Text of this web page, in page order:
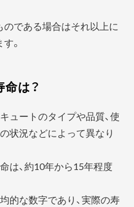
である場合はそれ以上に
。
は？
ュートのタイプや品質、使
状況などによって異なり
は、約10年から15年程度
的な数字であり、実際の寿